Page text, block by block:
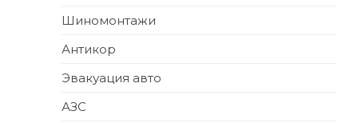
Шиномонтажи
Антикор
Эвакуация авто
АЗС